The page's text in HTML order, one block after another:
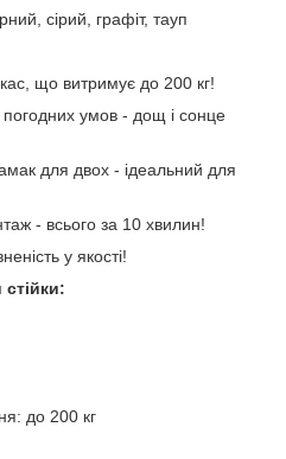
сірий, графіт, тауп
що витримує до 200 кг!
умов - дощ і сонце
для двох - ідеальний для
- всього за 10 хвилин!
у якості!
стійки:
до 200 кг